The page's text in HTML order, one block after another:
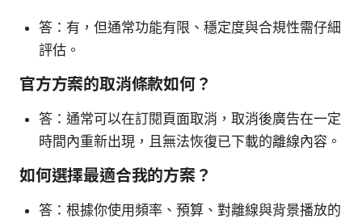
答：有，但通常功能有限、穩定度與合規性需仔細
評估。
官方方案的取消條款如何？
答：通常可以在訂閱頁面取消，取消後廣告在一定
時間內重新出現，且無法恢復已下載的離線內容。
如何選擇最適合我的方案？
答：根據你使用頻率、預算、對離線與背景播放的